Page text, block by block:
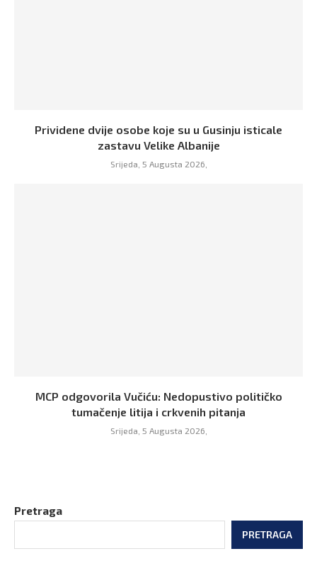
Prividene dvije osobe koje su u Gusinju isticale
zastavu Velike Albanije
Srijeda, 5 Augusta 2026,
MCP odgovorila Vučiću: Nedopustivo političko
tumačenje litija i crkvenih pitanja
Srijeda, 5 Augusta 2026,
Pretraga
PRETRAGA